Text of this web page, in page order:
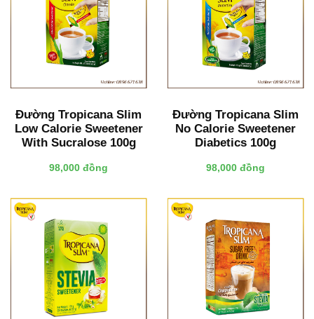
Đường Tropicana Slim
Low Calorie Sweetener
With Sucralose 100g
98,000 đồng
Đường Tropicana Slim
No Calorie Sweetener
Diabetics 100g
98,000 đồng